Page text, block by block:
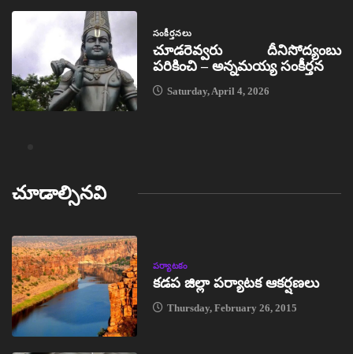
సంకీర్తనలు
చూడరెవ్వరు దీనిసోద్యంబు
పరికించి – అన్నమయ్య సంకీర్తన
Saturday, April 4, 2026
చూడాల్సినవి
పర్యాటకం
కడప జిల్లా పర్యాటక ఆకర్షణలు
Thursday, February 26, 2015